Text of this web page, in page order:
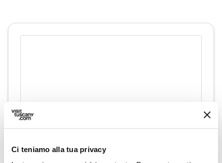
Ci teniamo alla tua privacy
directions Indicazioni